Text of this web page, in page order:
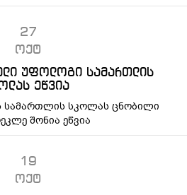
27
ოქტ
უფოლოგი სამართლის
ეწვია
სამართლის სკოლას ცნობილი
შონია ეწვია
19
ოქტ